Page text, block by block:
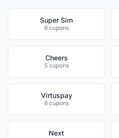
Super Sim
6 cupons
Cheers
5 cupons
Virtuspay
6 cupons
Next